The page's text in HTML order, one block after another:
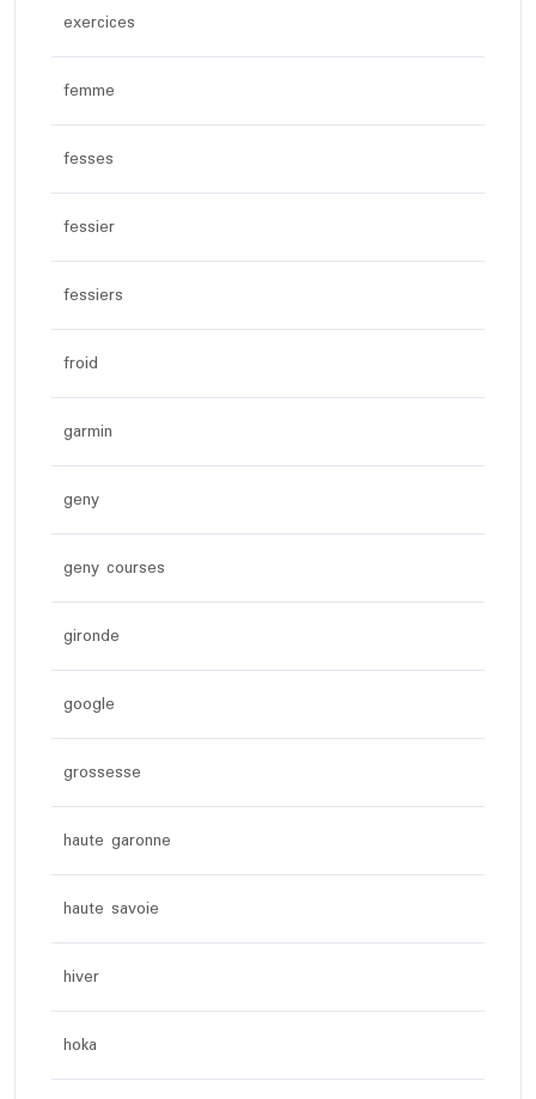
exercices
femme
fesses
fessier
fessiers
froid
garmin
geny
geny courses
gironde
google
grossesse
haute garonne
haute savoie
hiver
hoka